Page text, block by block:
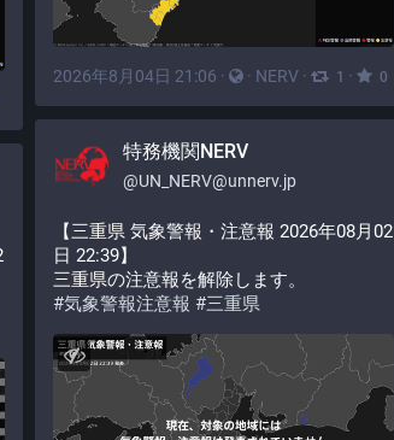
2026年8月04日 21:06 · · NERV · 1 · 0
特務機関NERV
@UN_NERV@unnerv.jp
【三重県 気象警報・注意報 2026年08月02
日 22:39】
三重県の注意報を解除します。
#気象警報注意報 #三重県